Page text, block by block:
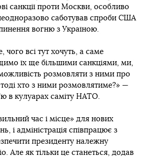
санкції проти Москви, особливо
саботував спроби США
вогню з Україною.
всі тут хочуть, а саме
їх ще більшими санкціями, ми,
розмовляти з ними про
хто з ними розмовлятиме?» —
в кулуарах саміту НАТО.
час і місце» для нових
і адміністрація співпрацює з
президенту належну
Але як тільки це станеться, додав